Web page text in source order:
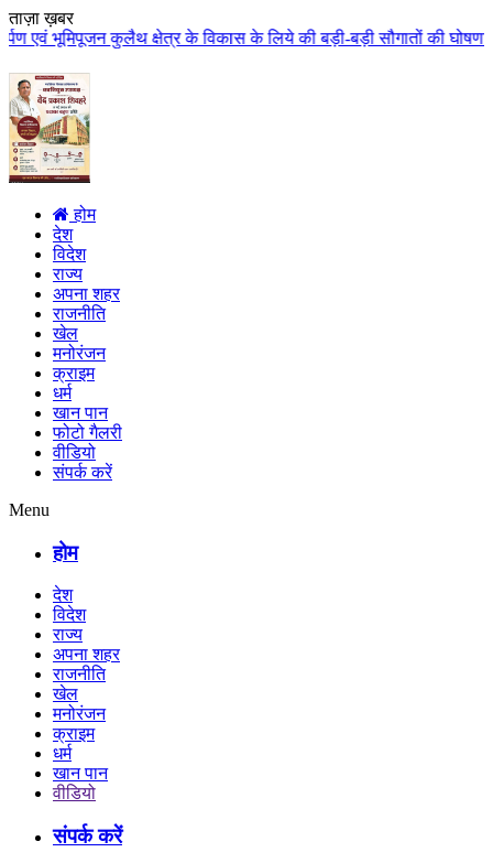
ताज़ा ख़बर
क्षेत्र के विकास के लिये की बड़ी-बड़ी सौगातों की घोषणा कुलैथ क्षेत्र की
होम
देश
विदेश
राज्य
अपना शहर
राजनीति
खेल
मनोरंजन
क्राइम
धर्म
खान पान
फोटो गैलरी
वीडियो
संपर्क करें
Menu
होम
देश
विदेश
राज्य
अपना शहर
राजनीति
खेल
मनोरंजन
क्राइम
धर्म
खान पान
वीडियो
संपर्क करें